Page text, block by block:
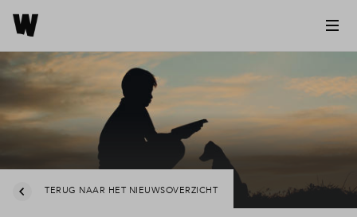
TERUG NAAR HET NIEUWSOVERZICHT